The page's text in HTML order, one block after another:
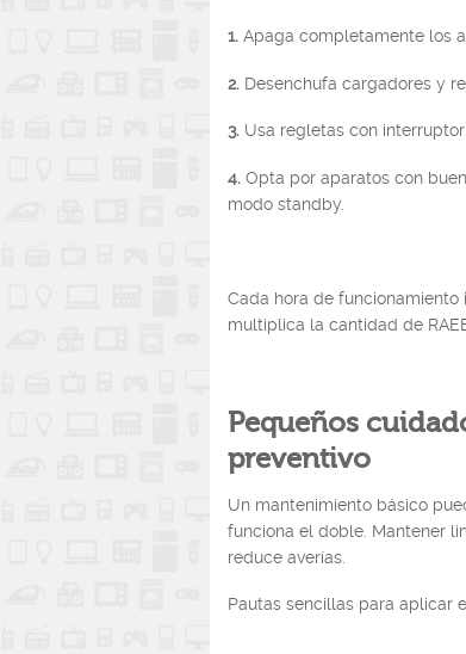
1. Apaga completamente los
2. Desenchufa cargadores y
3. Usa regletas con
4. Opta por aparatos con
modo standby.
Cada hora de
multiplica la cantidad de
Pequeños
preventivo
Un mantenimiento básico
funciona el doble. Mantener
reduce averías.
Pautas sencillas para aplicar